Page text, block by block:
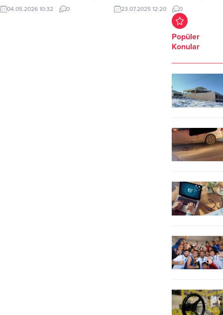
yaşamını yitirirken, 34 kişi yaralandı.
Alınan bilgilere göre karşı şeride
04.05.2026 10:32 0
medya hesabından yaptığı
paylaşımla duyurdu. Cumartesi
Anneleri Ocak için şu ifadeleri
kullandı; “Cesaretiyle, ısrarı ve
kararlılığıyla hakikat ve adalet
Emine Ocak’ı kaybettik” Ocak, ilk
defa 27 Mayıs 1995’te,
yakınlarından haber alamayan
23.07.2025 12:20 0
Popüler
Konular